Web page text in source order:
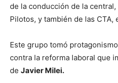
de la conducción de la
Pilotos, y también de las CTA,
Este grupo tomó
contra la reforma laboral que
de Javier Milei.